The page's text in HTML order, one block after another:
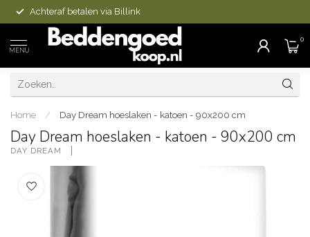
Achteraf betalen via Billink
MENU
0
Home / Day Dream hoeslaken - katoen - 90x200 cm
Day Dream hoeslaken - katoen - 90x200 cm
DAY DREAM